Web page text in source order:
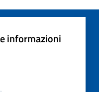
informazioni